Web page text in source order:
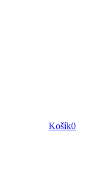
Košík0